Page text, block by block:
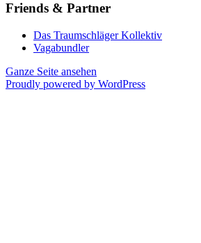
Friends & Partner
Das Traumschläger Kollektiv
Vagabundler
Ganze Seite ansehen
Proudly powered by WordPress